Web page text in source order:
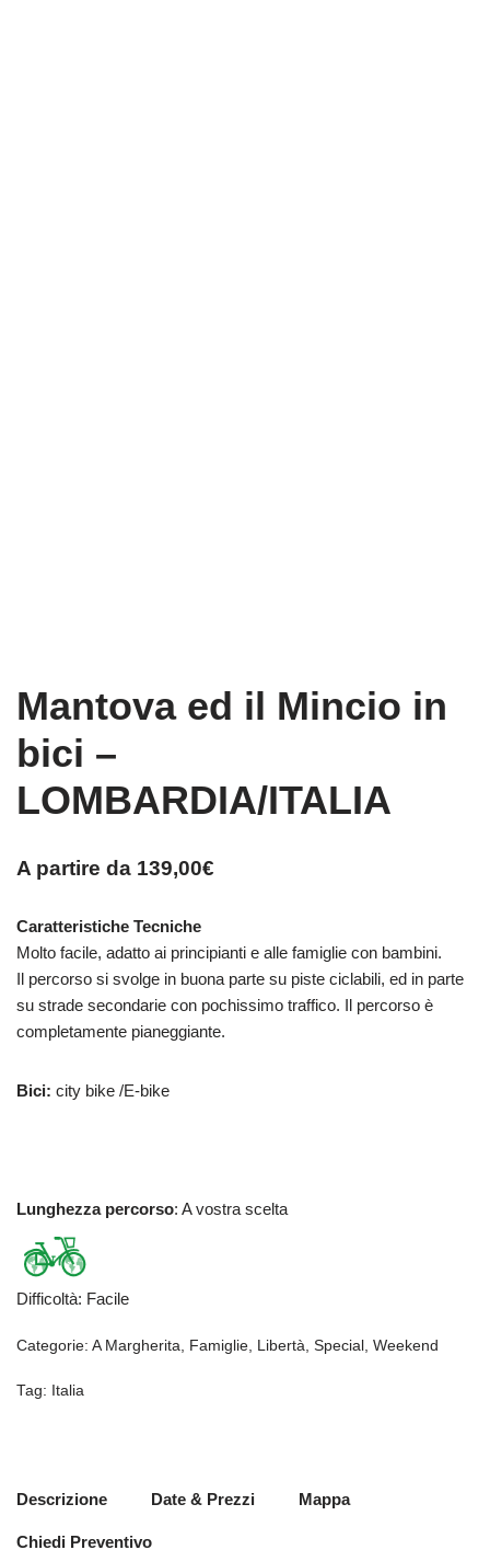
Mantova ed il Mincio in
bici –
LOMBARDIA/ITALIA
A partire da 139,00€
Caratteristiche Tecniche
Molto facile, adatto ai principianti e alle famiglie con bambini.
Il percorso si svolge in buona parte su piste ciclabili, ed in parte
su strade secondarie con pochissimo traffico. Il percorso è
completamente pianeggiante.
Bici: city bike /E-bike
Lunghezza percorso: A vostra scelta
Difficoltà: Facile
Categorie: A Margherita Famiglie Libertà Special Weekend
Tag: Italia
Descrizione Date & Prezzi Mappa
Chiedi Preventivo